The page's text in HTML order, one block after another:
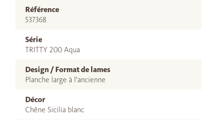
Référence
537368
Série
TRITTY 200 Aqua
Design / Format de lames
Planche large à l'ancienne
Décor
Chêne Sicilia blanc